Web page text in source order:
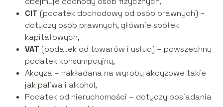
CIT (podatek dochodowy od osób prawnych) –
dotyczy osób prawnych, głównie spółek
kapitałowych,
VAT (podatek od towarów i usług) – powszechny
podatek konsumpcyjny,
Akcyza – nakładana na wyroby akcyzowe takie
jak paliwa i alkohol,
Podatek od nieruchomości – dotyczy posiadania